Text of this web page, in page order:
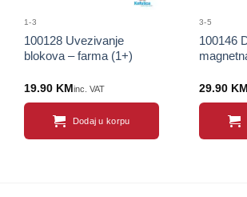
1-3
100128 Uvezivanje
blokova – farma (1+)
19.90 KM inc. VAT
Dodaj u korpu
3-5
100146
29.90 KM